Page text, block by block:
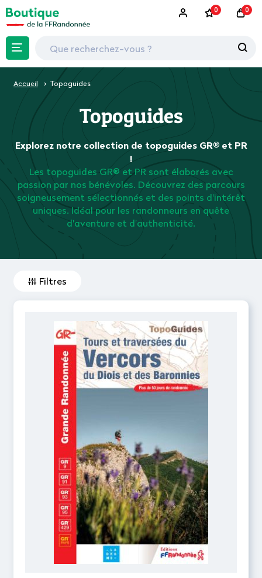
0 0
Accueil Topoguides
Topoguides
Explorez notre collection de topoguides GR® et PR
!
Les topoguides GR® et PR sont élaborés avec
passion par nos bénévoles. Découvrez des parcours
soigneusement sélectionnés et des points d'intérêt
uniques. Idéal pour les randonneurs en quête
d'aventure et d'authenticité.
Filtres